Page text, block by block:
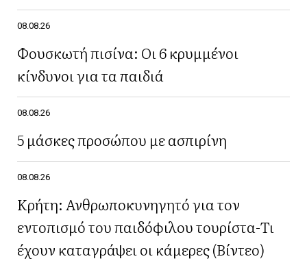
08.08.26
Φουσκωτή πισίνα: Οι 6 κρυμμένοι
κίνδυνοι για τα παιδιά
08.08.26
5 μάσκες προσώπου με ασπιρίνη
08.08.26
Κρήτη: Ανθρωποκυνηγητό για τον
εντοπισμό του παιδόφιλου τουρίστα-Τι
έχουν καταγράψει οι κάμερες (Βίντεο)